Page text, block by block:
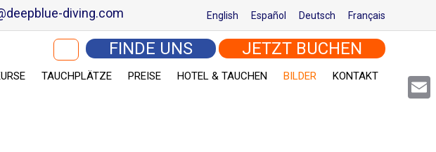
diving.com English Español Deutsch Français
Suchen nach:FINDE UNS JETZT BUCHEN
TAUCHPLÄTZE PREISE HOTEL & TAUCHEN BILDER KONTAKT